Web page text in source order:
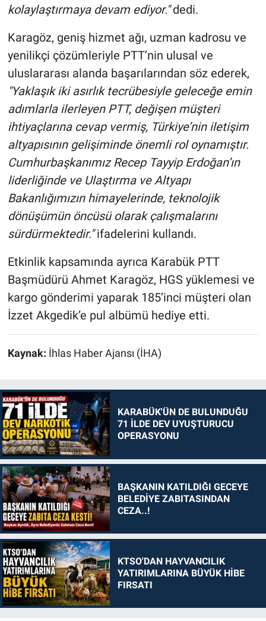
kolaylaştırmaya devam ediyor."dedi.
Karagöz, geniş hizmet ağı, uzman kadrosu ve
yenilikçi çözümleriyle PTT’nin ulusal ve
uluslararası alanda başarılarından söz ederek,
"Yaklaşık iki asırlık tecrübesiyle geleceğe emin
adımlarla ilerleyen PTT, değişen müşteri
ihtiyaçlarına cevap vermiş, Türkiye’nin iletişim
altyapısının gelişiminde önemli rol oynamıştır.
Cumhurbaşkanımız Recep Tayyip Erdoğan’ın
liderliğinde ve Ulaştırma ve Altyapı
Bakanlığımızın himayelerinde, teknolojik
dönüşümün öncüsü olarak çalışmalarını
sürdürmektedir."ifadelerini kullandı.
Etkinlik kapsamında ayrıca Karabük PTT
Başmüdürü Ahmet Karagöz, HGS yüklemesi ve
kargo gönderimi yaparak 185’inci müşteri olan
İzzet Akgedik’e pul albümü hediye etti.
Kaynak: İhlas Haber Ajansı (İHA)
KARABÜK'ÜN DE BULUNDUĞU
71 İLDE DEV UYUŞTURUCU
OPERASYONU
BAŞKANIN KATILDIĞI GECEYE
BELEDİYE ZABITASINDAN
CEZA..!
KTSO'DAN HAYVANCILIK
YATIRIMLARINA BÜYÜK HİBE
FIRSATI